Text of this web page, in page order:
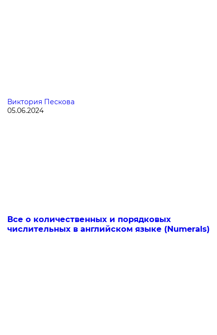
Виктория Пескова
05.06.2024
Все о количественных и порядковых
числительных в английском языке (Numerals)